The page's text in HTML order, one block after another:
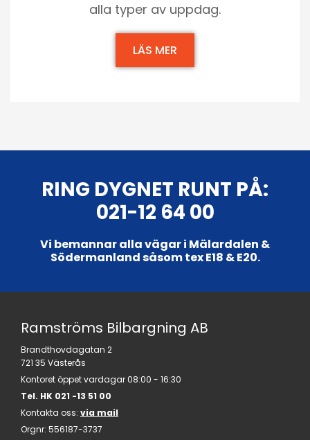
alla typer av uppdag.
LÄS MER
RING DYGNET RUNT PÅ:
021-12 64 00
Vi bemannar alla vägar i Mälardalen &
Södermanland såsom tex E18 & E20.
Ramströms Bilbargning AB
Brandthovdagatan 2
721 35 Västerås
Kontoret öppet vardagar 08:00 - 16:30
Tel. HK 021 -13 51 00
Kontakta oss: via mail
Orgnr: 556187-3737